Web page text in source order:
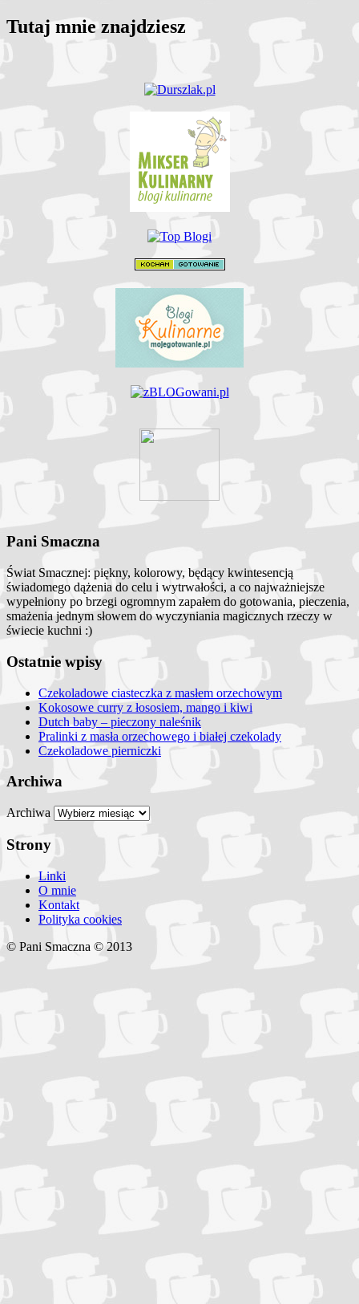
Tutaj mnie znajdziesz
Pani Smaczna
Świat Smacznej: piękny, kolorowy, będący kwintesencją
świadomego dążenia do celu i wytrwałości, a co najważniejsze
wypełniony po brzegi ogromnym zapałem do gotowania, pieczenia,
smażenia jednym słowem do wyczyniania magicznych rzeczy w
świecie kuchni :)
Ostatnie wpisy
Czekoladowe ciasteczka z masłem orzechowym
Kokosowe curry z łososiem, mango i kiwi
Dutch baby – pieczony naleśnik
Pralinki z masła orzechowego i białej czekolady
Czekoladowe pierniczki
Archiwa
Archiwa
Strony
Linki
O mnie
Kontakt
Polityka cookies
© Pani Smaczna © 2013